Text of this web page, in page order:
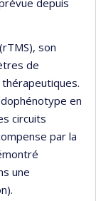
son
de
en
circuits
par la
une